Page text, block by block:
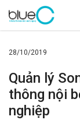
28/10/2019
Quản lý
thông nội
nghiệp